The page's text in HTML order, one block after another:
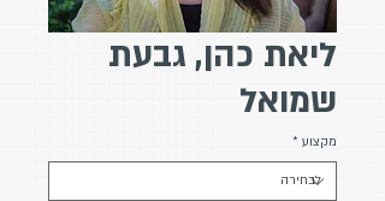
ליאת כהן, גבעת
שמואל
מקצוע *